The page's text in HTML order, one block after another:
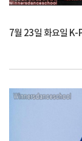
7월 23일 화요일 K-